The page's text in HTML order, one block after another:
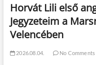
Horvát Lili első
Jegyzeteim a
Velencében
2026.08.04. No Comments